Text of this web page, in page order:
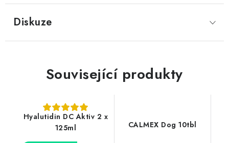
Diskuze
Související produkty
Hyalutidin DC Aktiv 2 x
125ml
CALMEX Dog 10tbl